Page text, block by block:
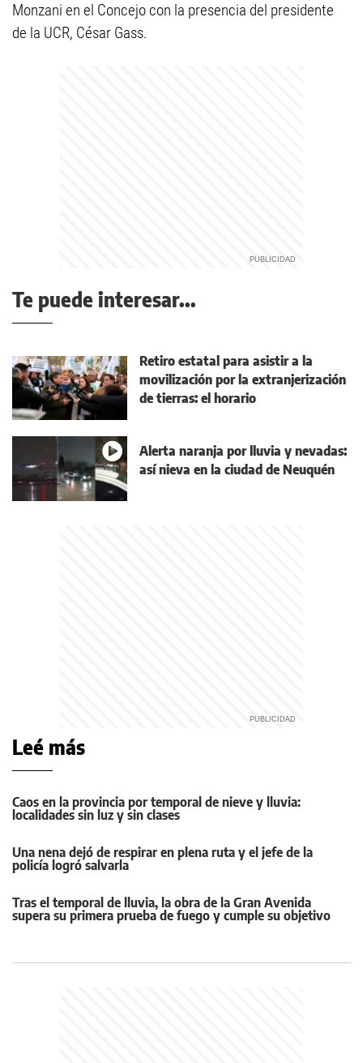
Monzani en el Concejo con la presencia del presidente
de la UCR, César Gass.
Te puede interesar...
Retiro estatal para asistir a la
movilización por la extranjerización
de tierras: el horario
Alerta naranja por lluvia y nevadas:
así nieva en la ciudad de Neuquén
Leé más
Caos en la provincia por temporal de nieve y lluvia:
localidades sin luz y sin clases
Una nena dejó de respirar en plena ruta y el jefe de la
policía logró salvarla
Tras el temporal de lluvia, la obra de la Gran Avenida
supera su primera prueba de fuego y cumple su objetivo